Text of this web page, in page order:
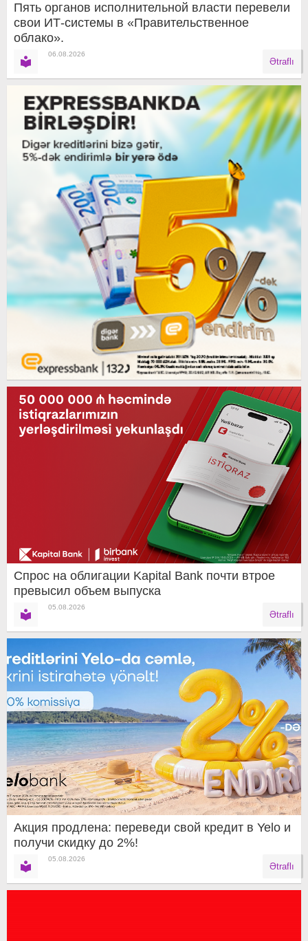
Пять органов исполнительной власти перевели
свои ИТ-системы в «Правительственное
облако».
06.08.2026
Ətraflı
Спрос на облигации Kapital Bank почти втрое
превысил объем выпуска
05.08.2026
Ətraflı
Акция продлена: переведи свой кредит в Yelo и
получи скидку до 2%!
05.08.2026
Ətraflı